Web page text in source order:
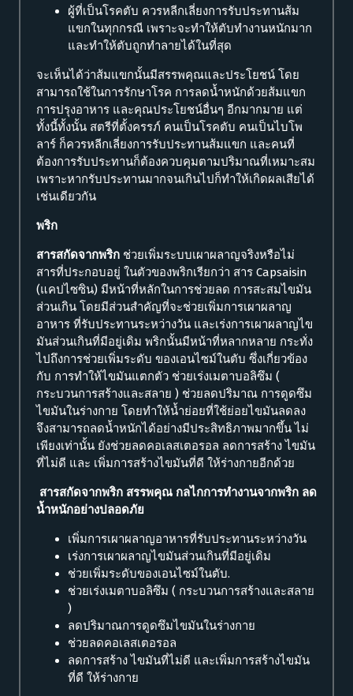
ผู้ที่เป็นโรคตับ ควรหลีกเลี่ยงการรับประทานส้ม
แขกในทุกกรณี เพราะจะทำให้ตับทำงานหนักมาก
และทำให้ตับถูกทำลายได้ในที่สุด
จะเห็นได้ว่าส้มแขกนั้นมีสรรพคุณและประโยชน์ โดย
สามารถใช้ในการรักษาโรค การลดน้ำหนักด้วยส้มแขก
การปรุงอาหาร และคุณประโยชน์อื่นๆ อีกมากมาย แต่
ทั้งนี้ทั้งนั้น สตรีที่ตั้งครรภ์ คนเป็นโรคตับ คนเป็นไบโพ
ลาร์ ก็ควรหลีกเลี่ยงการรับประทานส้มแขก และคนที่
ต้องการรับประทานก็ต้องควบคุมตามปริมาณที่เหมาะสม
เพราะหากรับประทานมากจนเกินไปก็ทำให้เกิดผลเสียได้
เช่นเดียวกัน
พริก
สารสกัดจากพริก ช่วยเพิ่มระบบเผาผลาญจริงหรือไม่
สารที่ประกอบอยู่ ในตัวของพริกเรียกว่า สาร Capsaisin
(แคปไซซิน) มีหน้าที่หลักในการช่วยลด การสะสมไขมัน
ส่วนเกิน โดยมีส่วนสำคัญที่จะช่วยเพิ่มการเผาผลาญ
อาหาร ที่รับประทานระหว่างวัน และเร่งการเผาผลาญไข
มันส่วนเกินที่มีอยู่เดิม พริกนั้นมีหน้าที่หลากหลาย กระทั่ง
ไปถึงการช่วยเพิ่มระดับ ของเอนไซม์ในตับ ซึ่งเกี่ยวข้อง
กับ การทำให้ไขมันแตกตัว ช่วยเร่งเมตาบอลิซึม (
กระบวนการสร้างและสลาย ) ช่วยลดปริมาณ การดูดซึม
ไขมันในร่างกาย โดยทำให้น้ำย่อยที่ใช้ย่อยไขมันลดลง
จึงสามารถลดน้ำหนักได้อย่างมีประสิทธิภาพมากขึ้น ไม่
เพียงเท่านั้น ยังช่วยลดคอเลสเตอรอล ลดการสร้าง ไขมัน
ที่ไม่ดี และ เพิ่มการสร้างไขมันที่ดี ให้ร่างกายอีกด้วย
สารสกัดจากพริก สรรพคุณ กลไกการทำงานจากพริก ลด
น้ำหนักอย่างปลอดภัย
เพิ่มการเผาผลาญอาหารที่รับประทานระหว่างวัน
เร่งการเผาผลาญไขมันส่วนเกินที่มีอยู่เดิม
ช่วยเพิ่มระดับของเอนไซม์ในตับ.
ช่วยเร่งเมตาบอลิซึม ( กระบวนการสร้างและสลาย
)
ลดปริมาณการดูดซึมไขมันในร่างกาย
ช่วยลดคอเลสเตอรอล
ลดการสร้าง ไขมันที่ไม่ดี และเพิ่มการสร้างไขมัน
ที่ดี ให้ร่างกาย